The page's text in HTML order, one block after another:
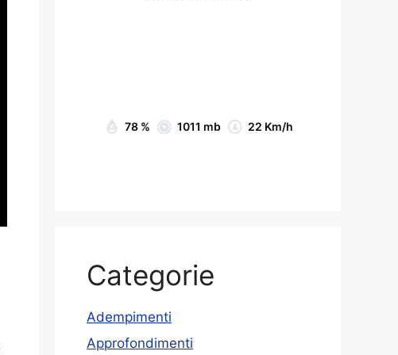
78 % 1011 mb 22 Km/h
Categorie
Adempimenti
Approfondimenti